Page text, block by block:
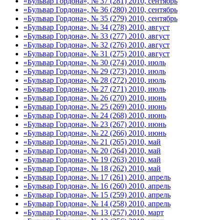
«Бульвар Гордона», № 36 (280) 2010, сентябрь
«Бульвар Гордона», № 35 (279) 2010, сентябрь
«Бульвар Гордона», № 34 (278) 2010, август
«Бульвар Гордона», № 33 (277) 2010, август
«Бульвар Гордона», № 32 (276) 2010, август
«Бульвар Гордона», № 31 (275) 2010, август
«Бульвар Гордона», № 30 (274) 2010, июль
«Бульвар Гордона», № 29 (273) 2010, июль
«Бульвар Гордона», № 28 (272) 2010, июль
«Бульвар Гордона», № 27 (271) 2010, июль
«Бульвар Гордона», № 26 (270) 2010, июнь
«Бульвар Гордона», № 25 (269) 2010, июнь
«Бульвар Гордона», № 24 (268) 2010, июнь
«Бульвар Гордона», № 23 (267) 2010, июнь
«Бульвар Гордона», № 22 (266) 2010, июнь
«Бульвар Гордона», № 21 (265) 2010, май
«Бульвар Гордона», № 20 (264) 2010, май
«Бульвар Гордона», № 19 (263) 2010, май
«Бульвар Гордона», № 18 (262) 2010, май
«Бульвар Гордона», № 17 (261) 2010, апрель
«Бульвар Гордона», № 16 (260) 2010, апрель
«Бульвар Гордона», № 15 (259) 2010, апрель
«Бульвар Гордона», № 14 (258) 2010, апрель
«Бульвар Гордона», № 13 (257) 2010, март